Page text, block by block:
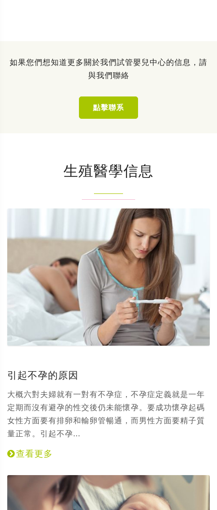
如果您們想知道更多關於我們試管嬰兒中心的信息，請
與我們聯絡
點擊聯系
生殖醫學信息
引起不孕的原因
大概六對夫婦就有一對有不孕症，不孕症定義就是一年
定期而沒有避孕的性交後仍未能懷孕。要成功懷孕起碼
女性方面要有排卵和輸卵管暢通，而男性方面要精子質
量正常。引起不孕...
查看更多